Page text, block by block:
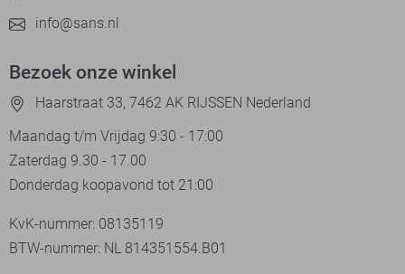
info@sans.nl
Bezoek onze winkel
Haarstraat 33, 7462 AK RIJSSEN Nederland
Maandag t/m Vrijdag 9:30 - 17:00
Zaterdag 9.30 - 17.00
Donderdag koopavond tot 21:00
KvK-nummer: 08135119
BTW-nummer: NL 814351554.B01